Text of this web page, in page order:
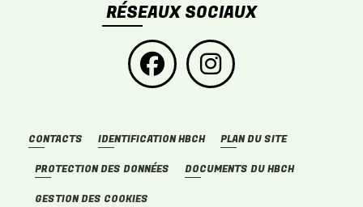
RÉSEAUX SOCIAUX
CONTACTS IDENTIFICATION HBCH PLAN DU SITE
PROTECTION DES DONNÉES DOCUMENTS DU HBCH
GESTION DES COOKIES